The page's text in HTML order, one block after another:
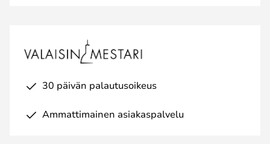
30 päivän palautusoikeus
Ammattimainen asiakaspalvelu